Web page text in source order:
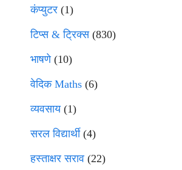
कंप्युटर (1)
टिप्स & ट्रिक्स(830)
भाषणे(10)
वेदिक Maths (6)
व्यवसाय(1)
सरल विद्यार्थी(4)
हस्ताक्षर सराव (22)